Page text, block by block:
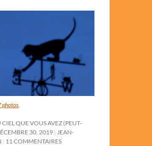
photos.
QUE VOUS AVEZ (PEUT-
30, 2019 JEAN-
11 COMMENTAIRES